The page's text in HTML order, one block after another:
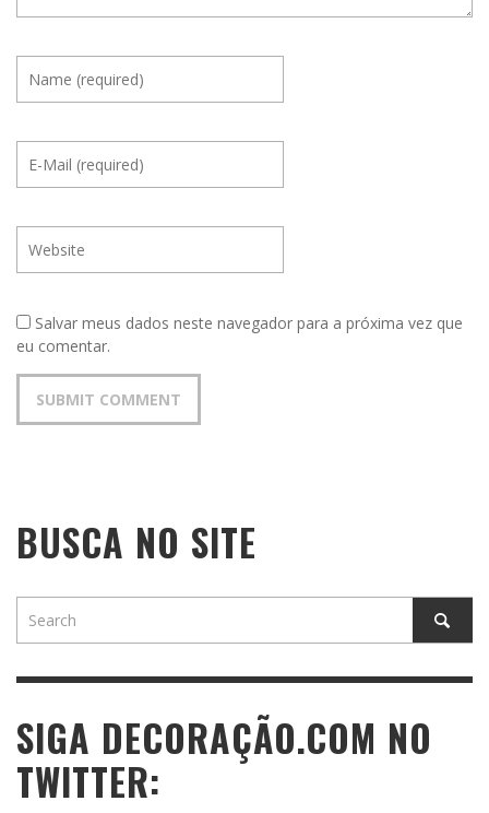
Salvar meus dados neste navegador para a próxima vez que
eu comentar.
BUSCA NO SITE
SIGA DECORAÇÃO.COM NO
TWITTER: